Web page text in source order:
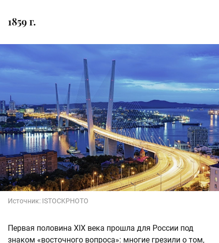
1859 г.
Источник: ISTOCKPHOTO
Первая половина XIX века прошла для России под
знаком «восточного вопроса»: многие грезили о том,